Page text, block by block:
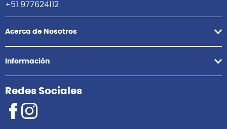
+51 977624112
Acerca de Nosotros
Información
Redes Sociales